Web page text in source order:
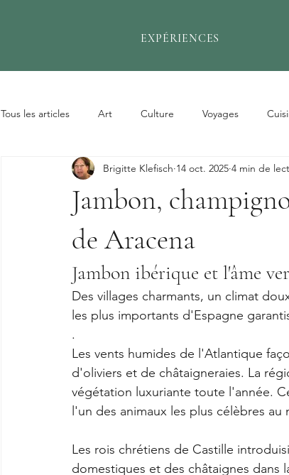
EXPÉRIENCES
Tous les articles Art Culture Voyages
Jambon,
de Aracena
Brigitte Klefisch 14 oct. 2025 4 min de
Jambon ibérique et l'âme
Des villages charmants, un climat
les plus importants d'Espagne
.
Les vents humides de l'Atlantique
d'oliviers et de châtaigneraies. La
végétation luxuriante toute l'année.
l'un des animaux les plus célèbres au
Les rois chrétiens de Castille
domestiques et des châtaignes dans